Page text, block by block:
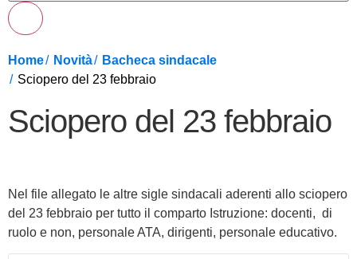
Home Novità
Bacheca sindacale
Sciopero del 23 febbraio
Sciopero del 23 febbraio
Nel file allegato le altre sigle sindacali aderenti allo sciopero
del 23 febbraio per tutto il comparto Istruzione: docenti, di
ruolo e non, personale ATA, dirigenti, personale educativo.